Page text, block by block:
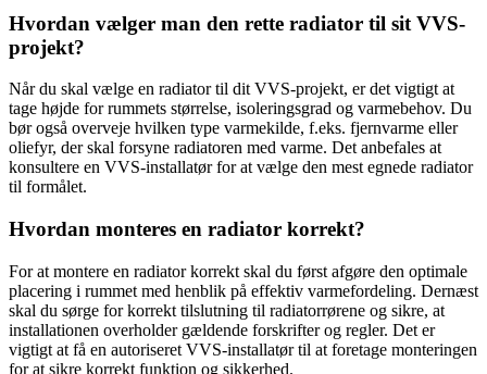
Hvordan vælger man den rette radiator til sit VVS-
projekt?
Når du skal vælge en radiator til dit VVS-projekt, er det vigtigt at
tage højde for rummets størrelse, isoleringsgrad og varmebehov. Du
bør også overveje hvilken type varmekilde, f.eks. fjernvarme eller
oliefyr, der skal forsyne radiatoren med varme. Det anbefales at
konsultere en VVS-installatør for at vælge den mest egnede radiator
til formålet.
Hvordan monteres en radiator korrekt?
For at montere en radiator korrekt skal du først afgøre den optimale
placering i rummet med henblik på effektiv varmefordeling. Dernæst
skal du sørge for korrekt tilslutning til radiatorrørene og sikre, at
installationen overholder gældende forskrifter og regler. Det er
vigtigt at få en autoriseret VVS-installatør til at foretage monteringen
for at sikre korrekt funktion og sikkerhed.